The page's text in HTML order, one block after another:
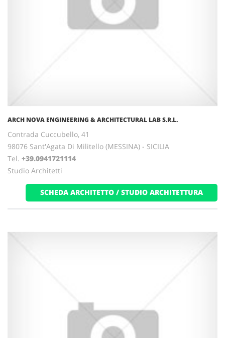
ARCH NOVA ENGINEERING & ARCHITECTURAL LAB S.R.L.
Contrada Cuccubello, 41
98076 Sant'Agata Di Militello (MESSINA) - SICILIA
Tel. +39.0941721114
Studio Architetti
SCHEDA ARCHITETTO / STUDIO ARCHITETTURA